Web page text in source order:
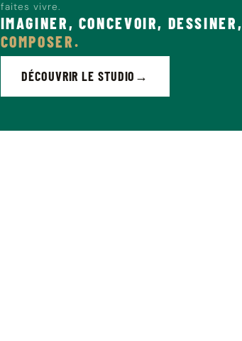
faites vivre.
IMAGINER, CONCEVOIR, DESSINER,
COMPOSER.
DÉCOUVRIR LE STUDIO